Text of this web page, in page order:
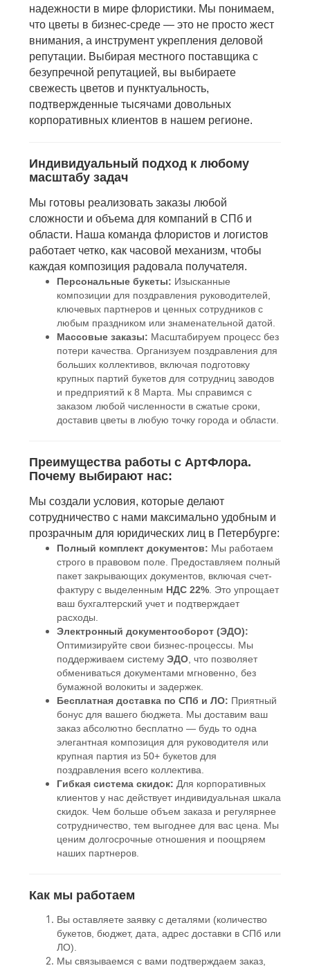
надежности в мире флористики. Мы понимаем,
что цветы в бизнес-среде — это не просто жест
внимания, а инструмент укрепления деловой
репутации. Выбирая местного поставщика с
безупречной репутацией, вы выбираете
свежесть цветов и пунктуальность,
подтвержденные тысячами довольных
корпоративных клиентов в нашем регионе.
Индивидуальный подход к любому
масштабу задач
Мы готовы реализовать заказы любой
сложности и объема для компаний в СПб и
области. Наша команда флористов и логистов
работает четко, как часовой механизм, чтобы
каждая композиция радовала получателя.
Персональные букеты: Изысканные
композиции для поздравления руководителей,
ключевых партнеров и ценных сотрудников с
любым праздником или знаменательной датой.
Массовые заказы: Масштабируем процесс без
потери качества. Организуем поздравления для
больших коллективов, включая подготовку
крупных партий букетов для сотрудниц заводов
и предприятий к 8 Марта. Мы справимся с
заказом любой численности в сжатые сроки,
доставив цветы в любую точку города и области.
Преимущества работы с АртФлора.
Почему выбирают нас:
Мы создали условия, которые делают
сотрудничество с нами максимально удобным и
прозрачным для юридических лиц в Петербурге:
Полный комплект документов: Мы работаем
строго в правовом поле. Предоставляем полный
пакет закрывающих документов, включая счет-
фактуру с выделенным НДС 22%. Это упрощает
ваш бухгалтерский учет и подтверждает
расходы.
Электронный документооборот (ЭДО):
Оптимизируйте свои бизнес-процессы. Мы
поддерживаем систему ЭДО, что позволяет
обмениваться документами мгновенно, без
бумажной волокиты и задержек.
Бесплатная доставка по СПб и ЛО: Приятный
бонус для вашего бюджета. Мы доставим ваш
заказ абсолютно бесплатно — будь то одна
элегантная композиция для руководителя или
крупная партия из 50+ букетов для
поздравления всего коллектива.
Гибкая система скидок: Для корпоративных
клиентов у нас действует индивидуальная шкала
скидок. Чем больше объем заказа и регулярнее
сотрудничество, тем выгоднее для вас цена. Мы
ценим долгосрочные отношения и поощряем
наших партнеров.
Как мы работаем
Вы оставляете заявку с деталями (количество
букетов, бюджет, дата, адрес доставки в СПб или
ЛО).
Мы связываемся с вами подтверждаем заказ,